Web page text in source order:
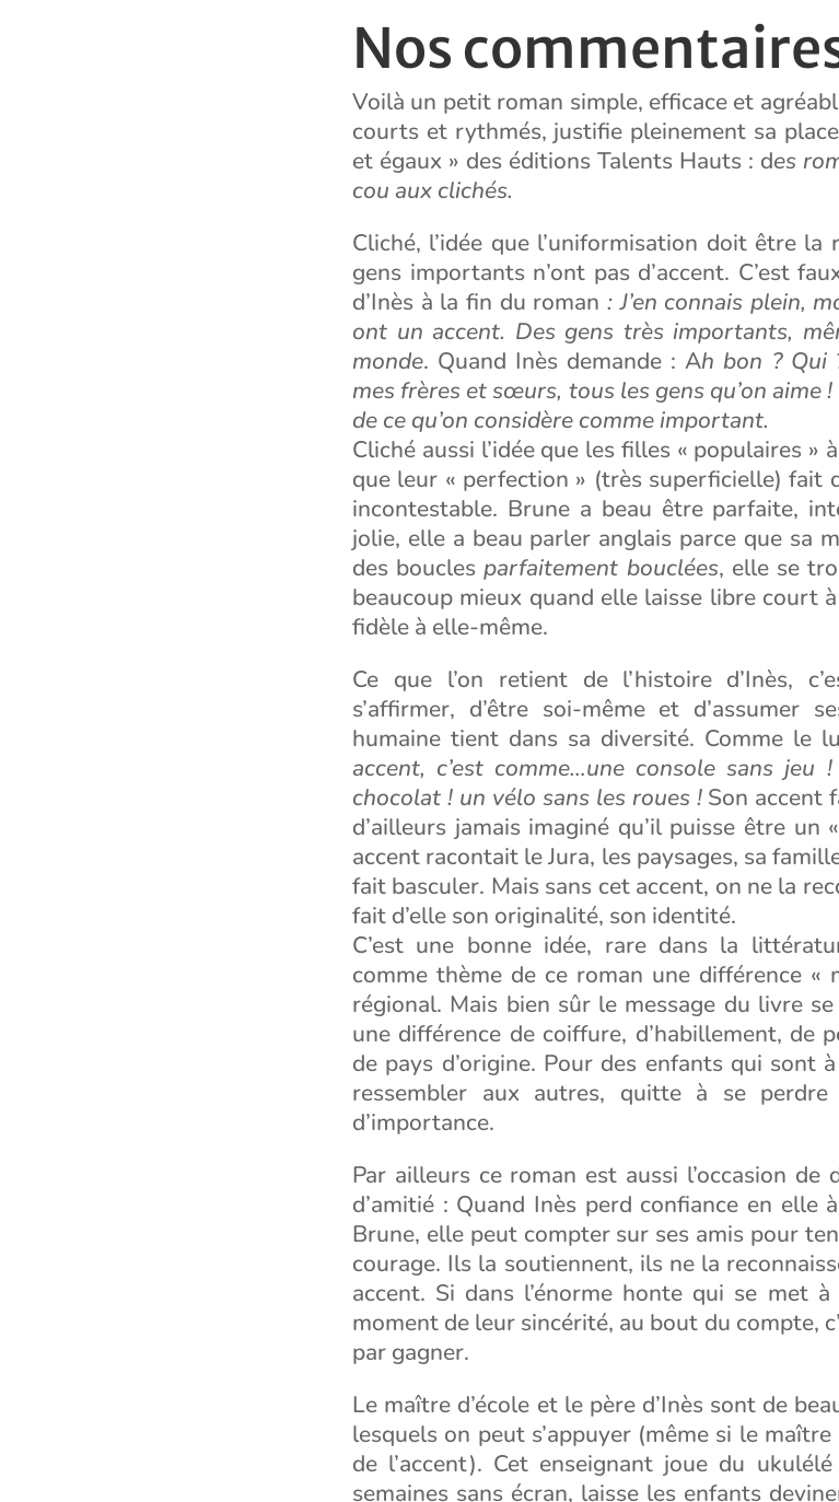
Nos
Voilà un petit roman simple, efficace et
courts et rythmés, justifie pleinement sa
et égaux » des éditions Talents Hauts : des
cou aux clichés.
Cliché, l’idée que l’uniformisation doit être
gens importants n’ont pas d’accent. C’est
d’Inès à la fin du roman : J’en connais plein,
ont un accent. Des gens très importants,
monde. Quand Inès demande : Ah bon ? Qui
mes frères et sœurs, tous les gens qu’on aime
de ce qu’on considère comme important.
Cliché aussi l’idée que les filles « populaires »
que leur « perfection » (très superficielle) fait
incontestable. Brune a beau être parfaite,
jolie, elle a beau parler anglais parce que sa
des bouclesparfaitement bouclées, elle se
beaucoup mieux quand elle laisse libre court
fidèle à elle-même.
Ce que l’on retient de l’histoire d’Inès,
s’affirmer, d’être soi-même et d’assumer
humaine tient dans sa diversité. Comme le
accent, c’est comme…une console sans
chocolat ! un vélo sans les roues !Son accent
d’ailleurs jamais imaginé qu’il puisse être un
accent racontait le Jura, les paysages, sa
fait basculer. Mais sans cet accent, on ne la
fait d’elle son originalité, son identité.
C’est une bonne idée, rare dans la
comme thème de ce roman une différence «
régional. Mais bien sûr le message du livre
une différence de coiffure, d’habillement, de
de pays d’origine. Pour des enfants qui sont
ressembler aux autres, quitte à se
d’importance.
Par ailleurs ce roman est aussi l’occasion
d’amitié : Quand Inès perd confiance en elle
Brune, elle peut compter sur ses amis pour
courage. Ils la soutiennent, ils ne la
accent. Si dans l’énorme honte qui se met
moment de leur sincérité, au bout du compte,
par gagner.
Le maître d’école et le père d’Inès sont de
lesquels on peut s’appuyer (même si le
de l’accent). Cet enseignant joue du
semaines sans écran, laisse les enfants